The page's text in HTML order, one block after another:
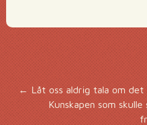
← Låt oss aldrig tala om det
Kunskapen som